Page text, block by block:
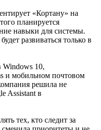
«Кортану» на
планируется
навыки для системы.
развиваться только в
Windows 10,
и мобильном почтовом
решила не
Assistant в
тех, кто следит за